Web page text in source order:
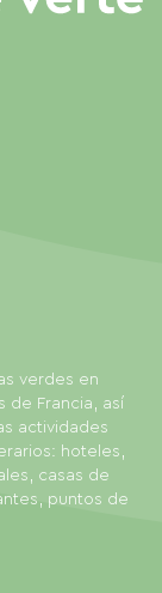
verdes en
de Francia, así
actividades
hoteles,
casas de
puntos de